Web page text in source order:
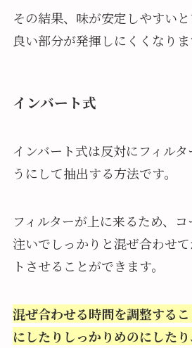
その結果、味が安定しやすい
良い部分が発揮しにくくなりま
インバート式
インバート式は反対にフィル
うにして抽出する方法です。
フィルターが上に来るため、
注いでしっかりと混ぜ合わせ
トさせることができます。
混ぜ合わせる時間を調整する
にしたりしっかりめのにした